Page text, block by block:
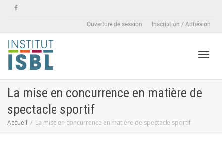
Ouverture de session Inscription / Adhésion
La mise en concurrence en matière de
spectacle sportif
Accueil La mise en concurrence en matière de spectacle sportif